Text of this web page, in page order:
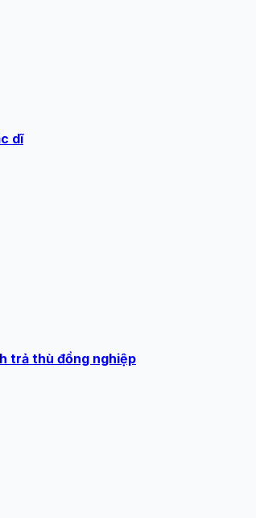
dĩ
trả thù đồng nghiệp